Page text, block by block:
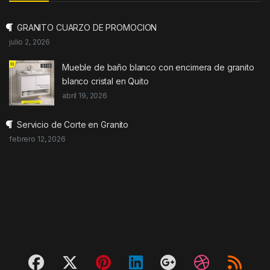
GRANITO CUARZO DE PROMOCION
julio 2, 2026
Mueble de baño blanco con encimera de granito
blanco cristal en Quito
abril 19, 2026
Servicio de Corte en Granito
febrero 12, 2026